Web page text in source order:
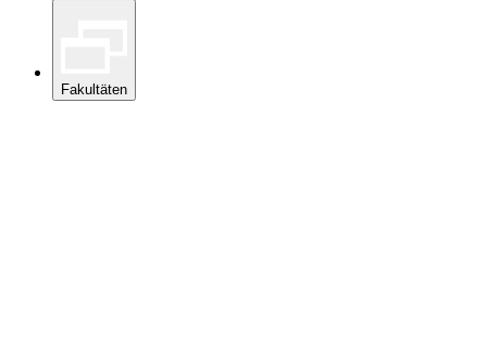
Fakultäten